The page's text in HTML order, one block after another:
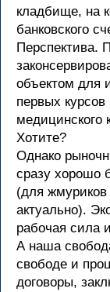
кладбище, на
банковского
Перспектива.
объектом для
первых курсов
медицинского
Хотите?
Однако
сразу хорошо
(для жмуриков
актуально).
рабочая сила
А наша
свободе и
договоры,